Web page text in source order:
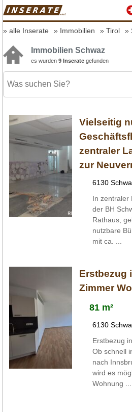
alle Inserate Immobilien Tirol
Immobilien Schwaz
es wurden 9 Inserate gefunden
Vielseitig
zentraler
zur
6130
In zentraler
der BH
Rathaus,
nutzbare
mit ca. ...
Erstbezug
Zimmer
81 m²
6130
Erstbezug
Ob schnell
nach
wird es
Wohnung ...